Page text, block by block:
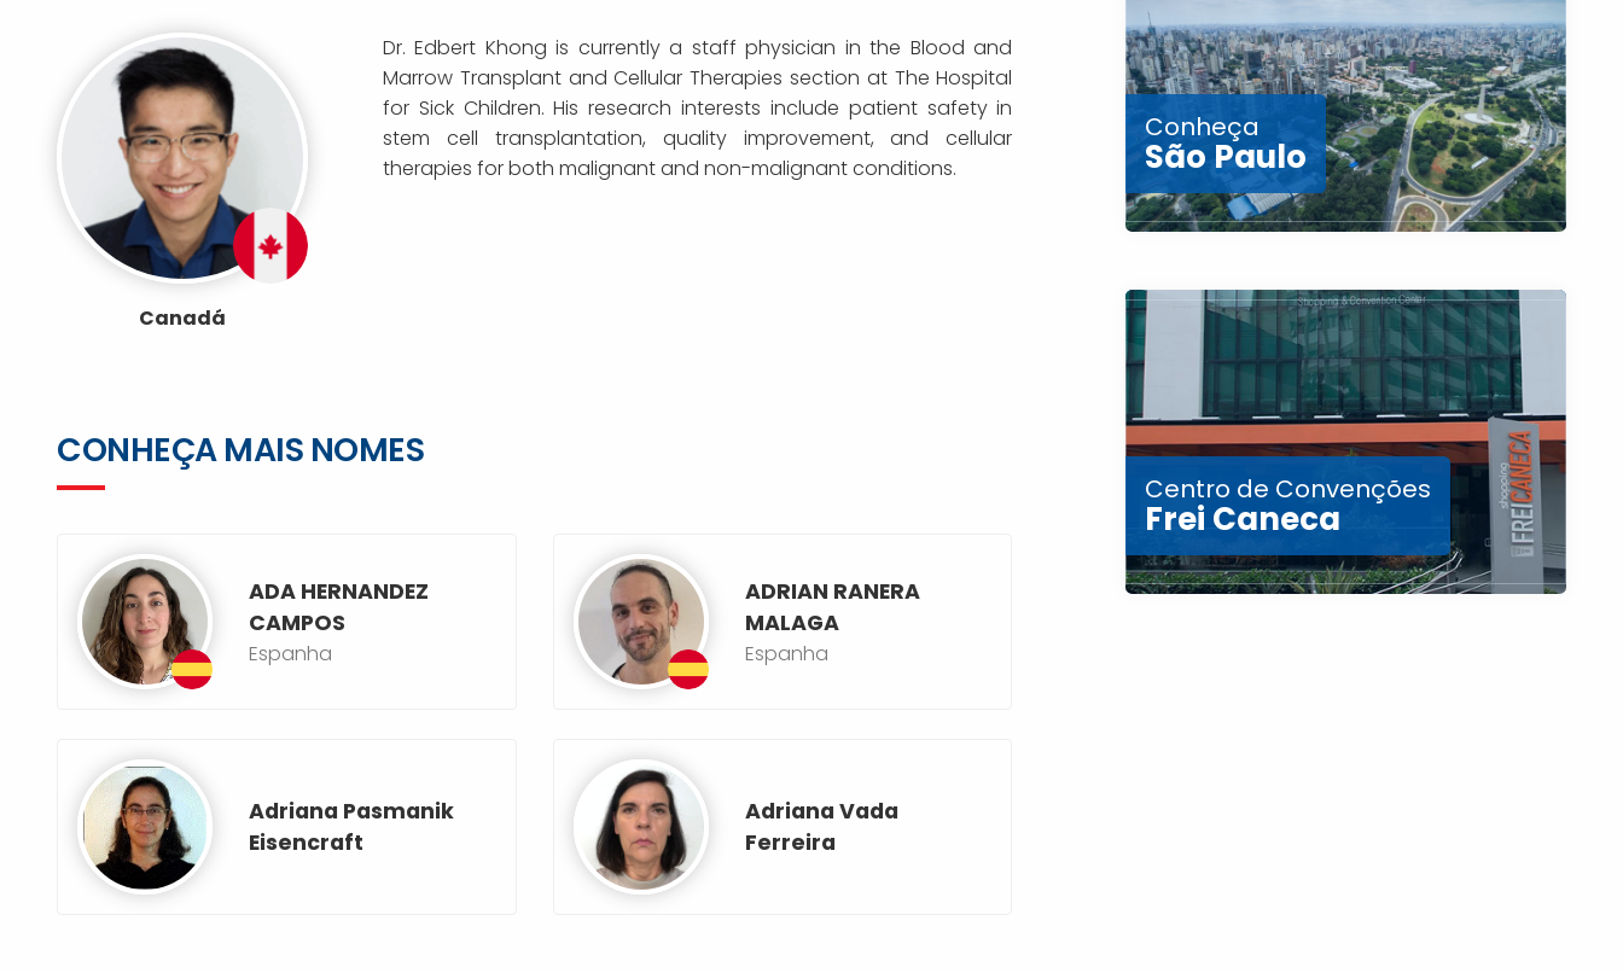
Canadá
Dr. Edbert Khong is currently a staff physician in the Blood and
Marrow Transplant and Cellular Therapies section at The Hospital
for Sick Children. His research interests include patient safety in
stem cell transplantation, quality improvement, and cellular
therapies for both malignant and non-malignant conditions.
CONHEÇA MAIS NOMES
ADA HERNANDEZ
CAMPOS
Espanha
ADRIAN RANERA
MALAGA
Espanha
Adriana Pasmanik
Eisencraft
Adriana Vada
Ferreira
Conheça
São Paulo
Centro de Convenções
Frei Caneca